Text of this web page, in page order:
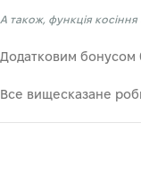
А також, функція косіння
Додатковим бонусом
Все вищесказане